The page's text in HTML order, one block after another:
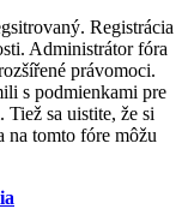
Registrácia
Administrátor fóra
právomoci.
s podmienkami pre
sa uistite, že si
na tomto fóre môžu